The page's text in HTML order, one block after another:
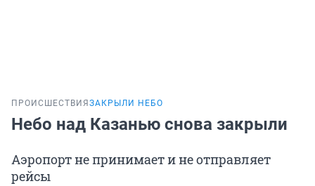
ПРОИСШЕСТВИЯ ЗАКРЫЛИ НЕБО
Небо над Казанью снова закрыли
Аэропорт не принимает и не отправляет
рейсы